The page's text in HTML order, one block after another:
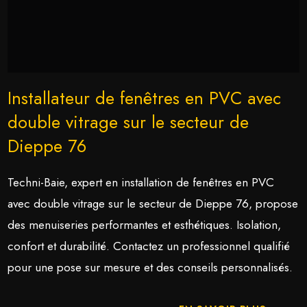
Installateur de fenêtres en PVC avec
double vitrage sur le secteur de
Dieppe 76
Techni-Baie, expert en installation de fenêtres en PVC
avec double vitrage sur le secteur de Dieppe 76, propose
des menuiseries performantes et esthétiques. Isolation,
confort et durabilité. Contactez un professionnel qualifié
pour une pose sur mesure et des conseils personnalisés.